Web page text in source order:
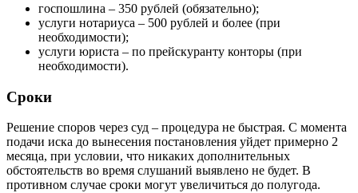
госпошлина – 350 рублей (обязательно);
услуги нотариуса – 500 рублей и более (при
необходимости);
услуги юриста – по прейскуранту конторы (при
необходимости).
Сроки
Решение споров через суд – процедура не быстрая. С момента
подачи иска до вынесения постановления уйдет примерно 2
месяца, при условии, что никаких дополнительных
обстоятельств во время слушаний выявлено не будет. В
противном случае сроки могут увеличиться до полугода.